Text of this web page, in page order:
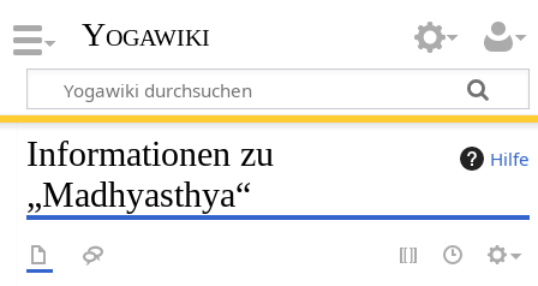
Yogawiki
Hilfe
Informationen zu
„Madhyasthya“